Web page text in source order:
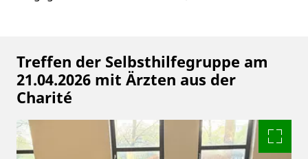
Treffen der Selbsthilfegruppe am
21.04.2026 mit Ärzten aus der
Charité